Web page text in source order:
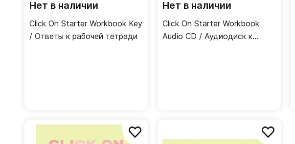
Нет в наличии
Click On Starter Workbook Key
/ Ответы к рабочей тетради
Нет в наличии
Click On Starter Workbook
Audio CD / Аудиодиск к